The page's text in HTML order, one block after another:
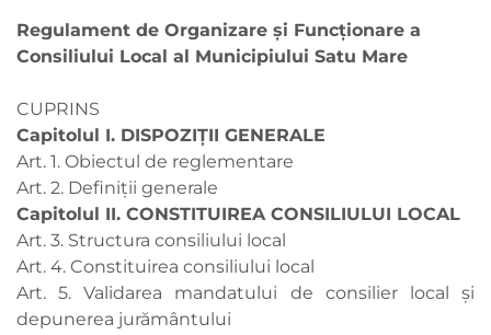
Regulament de Organizare şi Funcţionare a
Consiliului Local al Municipiului Satu Mare
CUPRINS
Capitolul I. DISPOZIŢII GENERALE
Art. 1. Obiectul de reglementare
Art. 2. Definiții generale
Capitolul II. CONSTITUIREA CONSILIULUI LOCAL
Art. 3. Structura consiliului local
Art. 4. Constituirea consiliului local
Art. 5. Validarea mandatului de consilier local şi
depunerea jurământului